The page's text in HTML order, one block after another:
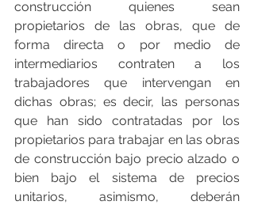
construcción quienes sean
propietarios de las obras, que de
forma directa o por medio de
intermediarios contraten a los
trabajadores que intervengan en
dichas obras; es decir, las personas
que han sido contratadas por los
propietarios para trabajar en las obras
de construcción bajo precio alzado o
bien bajo el sistema de precios
unitarios, asimismo, deberán